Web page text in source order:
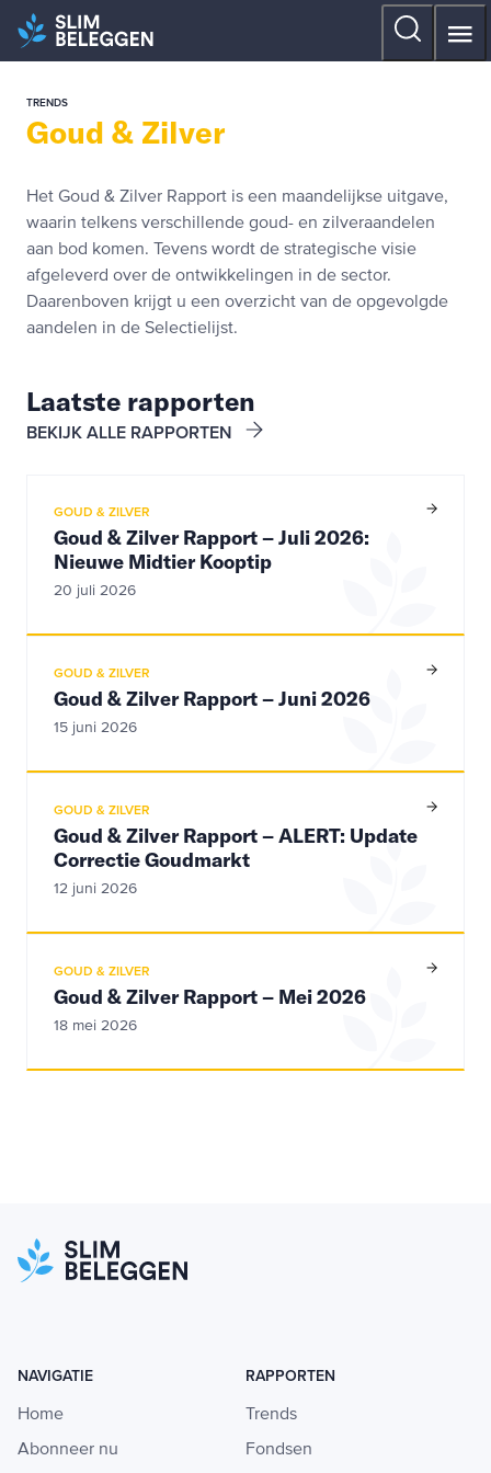
TRENDS
Goud & Zilver
Het Goud & Zilver Rapport is een maandelijkse uitgave,
waarin telkens verschillende goud- en zilveraandelen
aan bod komen. Tevens wordt de strategische visie
afgeleverd over de ontwikkelingen in de sector.
Daarenboven krijgt u een overzicht van de opgevolgde
aandelen in de Selectielijst.
Laatste rapporten
BEKIJK ALLE RAPPORTEN
GOUD & ZILVER
Goud & Zilver Rapport – Juli 2026:
Nieuwe Midtier Kooptip
20 juli 2026
GOUD & ZILVER
Goud & Zilver Rapport – Juni 2026
15 juni 2026
GOUD & ZILVER
Goud & Zilver Rapport – ALERT: Update
Correctie Goudmarkt
12 juni 2026
GOUD & ZILVER
Goud & Zilver Rapport – Mei 2026
18 mei 2026
NAVIGATIE
Home
Abonneer nu
RAPPORTEN
Trends
Fondsen